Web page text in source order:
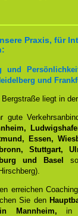
Praxis, für
und
und
liegt in
gute
Essen,
Stuttgart,
und Basel
erreichen
Sie den
Mannheim, in